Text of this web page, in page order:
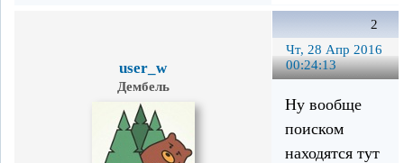
2
Чт, 28 Апр 2016
00:24:13
user_w
Дембель
Ну вообще
поиском
находятся тут